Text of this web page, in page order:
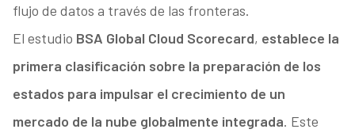
flujo de datos a través de las fronteras.
El estudio BSA Global Cloud Scorecard, establece la
primera clasificación sobre la preparación de los
estados para impulsar el crecimiento de un
mercado de la nube globalmente integrada. Este